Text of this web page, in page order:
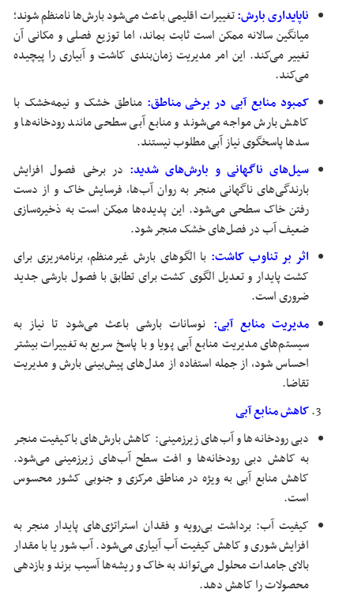
ناپایداری بارش:تغییرات اقلیمی باعث می‌شود بارش‌ها نامنظم شوند؛
میانگین سالانه ممکن است ثابت بماند، اما توزیع فصلی و مکانی آن
تغییر می‌کند. این امر مدیریت زمان‌بندی کاشت و آبیاری را پیچیده
می‌کند.
کمبود منابع آبی در برخی مناطق: مناطق خشک و نیمه‌خشک با
کاهش بارش مواجه می‌شوند و منابع آبی سطحی مانند رودخانه‌ها و
سدها پاسخگوی نیاز آبی مطلوب نیستند.
سیل‌های ناگهانی و بارش‌های شدید: در برخی فصول افزایش
بارندگی‌های ناگهانی منجر به روان آب‌ها، فرسایش خاک و از دست
رفتن خاک سطحی می‌شود. این پدیده‌ها ممکن است به ذخیره‌سازی
ضعیف آب در فصل‌های خشک منجر شود.
اثر بر تناوب کاشت: با الگوهای بارش غیرمنظم، برنامه‌ریزی برای
کشت پایدار و تعدیل الگوی کشت برای تطابق با فصول بارشی جدید
ضروری است.
مدیریت منابع آبی: نوسانات بارشی باعث می‌شود تا نیاز به
سیستم‌های مدیریت منابع آبی پویا و با پاسخ سریع به تغییرات بیشتر
احساس شود، از جمله استفاده از مدل‌های پیش‌بینی بارش و مدیریت
تقاضا.
کاهش منابع آبی
دبی رودخانه‌ها و آب‌های زیرزمینی: کاهش بارش‌های باکیفیت منجر
به کاهش دبی رودخانه‌ها و افت سطح آب‌های زیرزمینی می‌شود.
کاهش منابع آبی به ویژه در مناطق مرکزی و جنوبی کشور محسوس
است.
کیفیت آب: برداشت بی‌رویه و فقدان استراتژی‌های پایدار منجر به
افزایش شوری و کاهش کیفیت آب آبیاری می‌شود. آب شور یا با مقدار
بالای جامدات محلول می‌تواند به خاک و ریشه‌ها آسیب بزند و بازدهی
محصولات را کاهش دهد.